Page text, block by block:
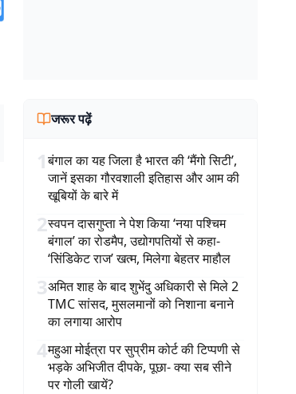
जरूर पढ़ें
1बंगाल का यह जिला है भारत की ‘मैंगो सिटी’,
जानें इसका गौरवशाली इतिहास और आम की
खूबियों के बारे में
2स्वपन दासगुप्ता ने पेश किया ‘नया पश्चिम
बंगाल’ का रोडमैप, उद्योगपतियों से कहा-
‘सिंडिकेट राज’ खत्म, मिलेगा बेहतर माहौल
3अमित शाह के बाद शुभेंदु अधिकारी से मिले 2
TMC सांसद, मुसलमानों को निशाना बनाने
का लगाया आरोप
4महुआ मोईत्रा पर सुप्रीम कोर्ट की टिप्पणी से
भड़के अभिजीत दीपके, पूछा- क्या सब सीने
पर गोली खायें?